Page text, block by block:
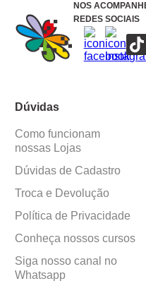
NOS
REDES SOCIAIS
Dúvidas
Como funcionam
nossas Lojas
Dúvidas de Cadastro
Troca e Devolução
Política de Privacidade
Conheça nossos cursos
Siga nosso canal no
Whatsapp